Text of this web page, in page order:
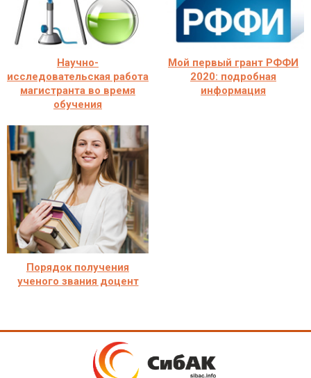
Научно-
исследовательская работа
магистранта во время
обучения
Мой первый грант РФФИ
2020: подробная
информация
Порядок получения
ученого звания доцент